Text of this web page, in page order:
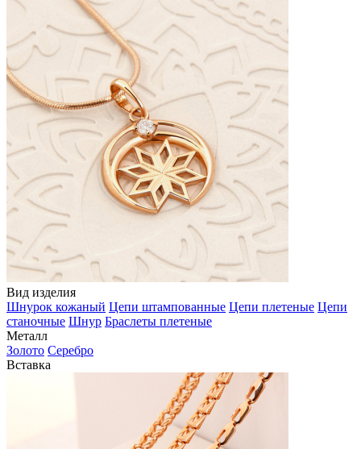
Вид изделия
Шнурок кожаный Цепи штампованные Цепи плетеные Цепи
станочные Шнур Браслеты плетеные
Металл
Золото Серебро
Вставка